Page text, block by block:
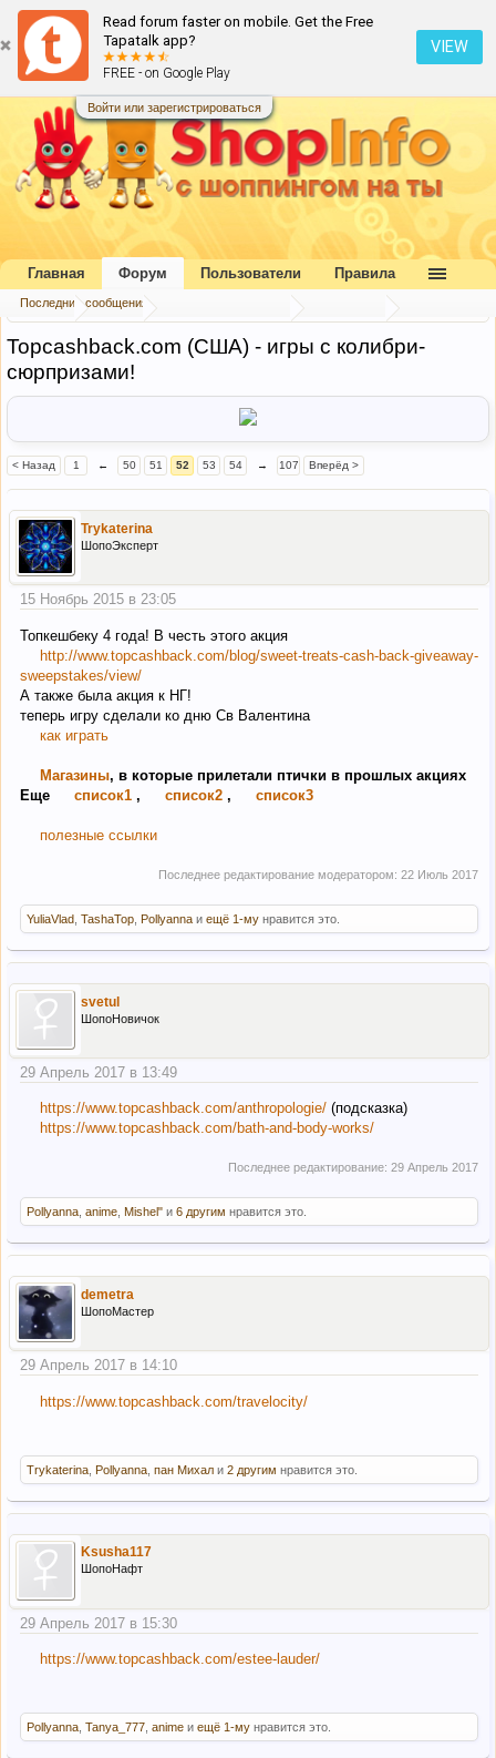
Read forum faster on mobile. Get the Free
Tapatalk app?
FREE - on Google Play
VIEW
Войти или зарегистрироваться
Главная Форум
Topcashback.com (США) - игры с колибри-
сюрпризами!
< Назад 1 ← 50 51 52 53 54 → 107 Вперёд >
Trykaterina
ШопоЭксперт
15 Ноябрь 2015 в 23:05
Топкешбеку 4 года! В честь этого акция
http://www.topcashback.com/blog/sweet-treats-cash-back-giveaway-
sweepstakes/view/
А также была акция к НГ!
теперь игру сделали кo дню Св Валентина
как играть
Магазины, в которые прилетали птички в прошлых акциях
Еще
список1 , список2 , список3
полезные ссылки
Последнее редактирование модератором: 22 Июль 2017
YuliaVlad TashaTop Pollyanna и ещё 1-му нравится это.
svetul
ШопоНовичок
29 Апрель 2017 в 13:49
https://www.topcashback.com/anthropologie/ (подсказка)
https://www.topcashback.com/bath-and-body-works/
Последнее редактирование: 29 Апрель 2017
Pollyanna anime Mishel" и 6 другим нравится это.
demetra
ШопоМастер
29 Апрель 2017 в 14:10
https://www.topcashback.com/travelocity/
Trykaterina Pollyanna пан Михал и 2 другим нравится это.
Ksusha117
ШопоНафт
29 Апрель 2017 в 15:30
https://www.topcashback.com/estee-lauder/
Pollyanna Tanya_777 anime и ещё 1-му нравится это.
Главная Форум
Последние сообщения
Пользователи Правила